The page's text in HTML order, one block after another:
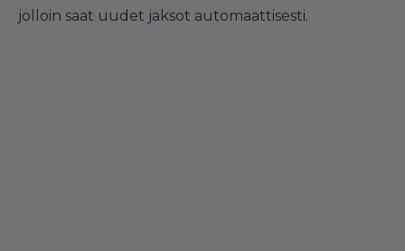
jolloin saat uudet jaksot automaattisesti.